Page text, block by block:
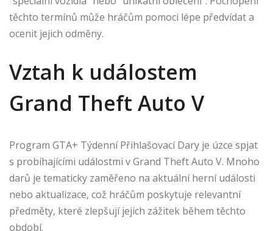
těchto termínů může hráčům pomoci lépe předvídat a
ocenit jejich odměny.
Vztah k událostem
Grand Theft Auto V
Program GTA+ Týdenní Přihlašovací Dary je úzce spjat
s probíhajícími událostmi v Grand Theft Auto V. Mnoho
darů je tematicky zaměřeno na aktuální herní události
nebo aktualizace, což hráčům poskytuje relevantní
předměty, které zlepšují jejich zážitek během těchto
období.